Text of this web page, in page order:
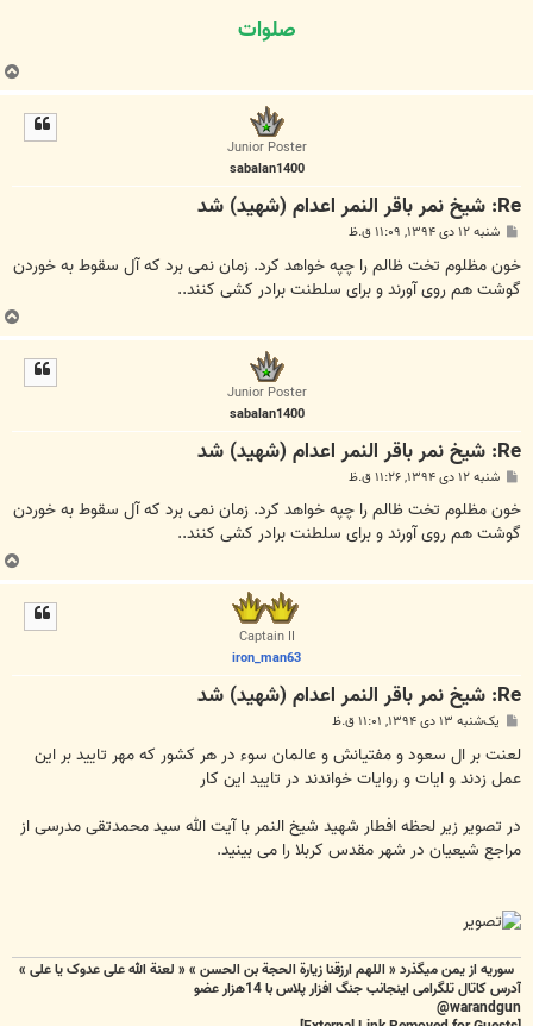
صلوات
ب
ا
Junior Poster
sabalan1400
Re: شیخ نمر باقر النمر اعدام (شهید) شد
پ
ت
شنبه ۱۲ دی ۱۳۹۴, ۱۱:۰۹ ق.ظ
خون مظلوم تخت ظالم را چپه خواهد کرد. زمان نمی برد که آل سقوط به خوردن
گوشت هم روی آورند و برای سلطنت برادر کشی کنند..
ب
ا
Junior Poster
sabalan1400
Re: شیخ نمر باقر النمر اعدام (شهید) شد
پ
ت
شنبه ۱۲ دی ۱۳۹۴, ۱۱:۲۶ ق.ظ
خون مظلوم تخت ظالم را چپه خواهد کرد. زمان نمی برد که آل سقوط به خوردن
گوشت هم روی آورند و برای سلطنت برادر کشی کنند..
ب
ا
Captain II
iron_man63
Re: شیخ نمر باقر النمر اعدام (شهید) شد
پ
ت
یک‌شنبه ۱۳ دی ۱۳۹۴, ۱۱:۰۱ ق.ظ
لعنت بر ال سعود و مفتیانش و عالمان سوء در هر کشور که مهر تایید بر این
عمل زدند و ایات و روایات خواندند در تایید این کار
در تصویر زیر لحظه افطار شهید شیخ النمر با آیت الله سید محمدتقی مدرسی از
مراجع شیعیان در شهر مقدس کربلا را می بینید.
سوریه از یمن میگذرد « اللهم ارزقنا زيارة الحجة بن الحسن » « لعنة الله علی عدوک یا علی »
آدرس کاتال تلگرامی اینجانب جنگ افزار پلاس با 14هزار عضو
warandgun@